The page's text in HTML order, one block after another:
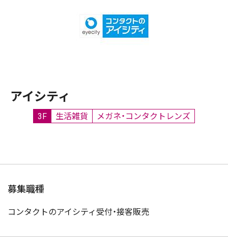
アイシティ
3F 生活雑貨 メガネ・コンタクトレンズ
募集職種
コンタクトのアイシティ受付・接客販売